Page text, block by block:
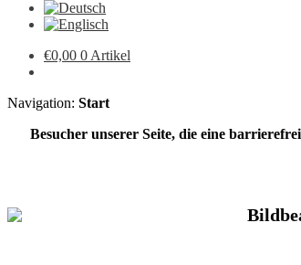
€0,00 0 Artikel
Navigation: Start
Besucher unserer Seite, die eine